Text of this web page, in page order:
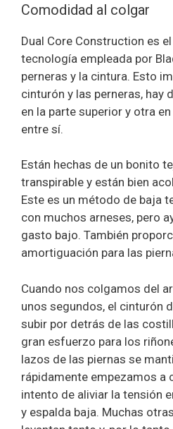
Comodidad al colgar
Dual Core Construction es
tecnología empleada por
perneras y la cintura. Esto
cinturón y las perneras, hay
en la parte superior y otra
entre sí.
Están hechas de un bonito
transpirable y están bien
Este es un método de baja
con muchos arneses, pero
gasto bajo. También
amortiguación para las
Cuando nos colgamos del
unos segundos, el cinturón
subir por detrás de las
gran esfuerzo para los
lazos de las piernas se
rápidamente empezamos a
intento de aliviar la tensión
y espalda baja. Muchas